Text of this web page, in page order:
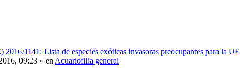
1141: Lista de especies exóticas invasoras preocupantes para la UE
09:23 » en Acuariofilia general